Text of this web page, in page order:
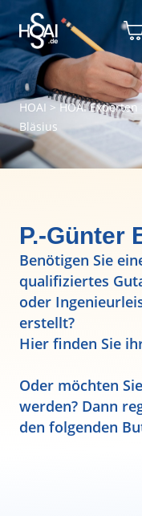
HOAI > HOAI Experten
Bläsius
P.-Günter
Benötigen Sie
qualifiziertes
oder
erstellt?
Hier finden Sie
Oder möchten
werden? Dann
den folgenden